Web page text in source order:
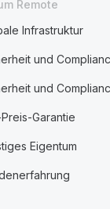
Remote
Infrastruktur
und
und
Garantie
Eigentum